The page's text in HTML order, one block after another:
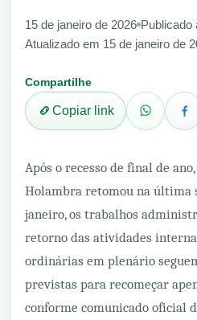
15 de janeiro de 2026 Publicado
Atualizado em 15 de janeiro de
Compartilhe
Copiar link
Após o recesso de final de
Holambra retomou na última
janeiro, os trabalhos
retorno das atividades
ordinárias em plenário
previstas para recomeçar
conforme comunicado oficial